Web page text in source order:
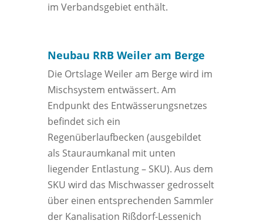
im Verbandsgebiet enthält.
Neubau RRB Weiler am Berge
Die Ortslage Weiler am Berge wird im
Mischsystem entwässert. Am
Endpunkt des Entwässerungsnetzes
befindet sich ein
Regenüberlaufbecken (ausgebildet
als Stauraumkanal mit unten
liegender Entlastung – SKU). Aus dem
SKU wird das Mischwasser gedrosselt
über einen entsprechenden Sammler
der Kanalisation Rißdorf-Lessenich